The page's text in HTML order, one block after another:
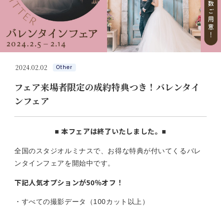
2024.02.02 Other
フェア来場者限定の成約特典つき！バレンタイ
ンフェア
■本フェアは終了いたしました。■
全国のスタジオルミナスで、お得な特典が付いてくるバレ
ンタインフェアを開始中です。
下記人気オプションが50％オフ！
・すべての撮影データ（100カット以上）